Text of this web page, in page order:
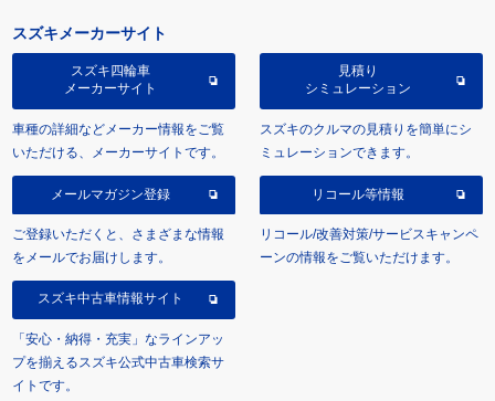
スズキメーカーサイト
スズキ四輪車
メーカーサイト
車種の詳細などメーカー情報をご覧
いただける、メーカーサイトです。
見積り
シミュレーション
スズキのクルマの見積りを簡単にシ
ミュレーションできます。
メールマガジン登録
ご登録いただくと、さまざまな情報
をメールでお届けします。
リコール等情報
リコール/改善対策/サービスキャンペ
ーンの情報をご覧いただけます。
スズキ中古車情報サイト
「安心・納得・充実」なラインアッ
プを揃えるスズキ公式中古車検索サ
イトです。